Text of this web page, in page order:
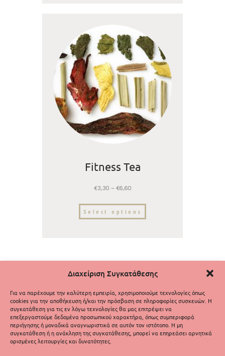
Διαχείριση Συγκατάθεσης
Για να παρέχουμε την καλύτερη εμπειρία, χρησιμοποιούμε τεχνολογίες όπως
cookies για την αποθήκευση ή/και την πρόσβαση σε πληροφορίες συσκευών. Η
συγκατάθεση για τις εν λόγω τεχνολογίες θα μας επιτρέψει να
επεξεργαστούμε δεδομένα προσωπικού χαρακτήρα, όπως συμπεριφορά
περιήγησης ή μοναδικά αναγνωριστικά σε αυτόν τον ιστότοπο. Η μη
συγκατάθεση ή η ανάκληση της συγκατάθεσης, μπορεί να επηρεάσει αρνητικά
ορισμένες λειτουργίες και δυνατότητες.
Fitness Tea
€3,30 – €6,60
Select options